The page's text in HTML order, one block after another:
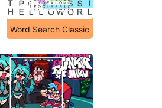
Word Search Classic